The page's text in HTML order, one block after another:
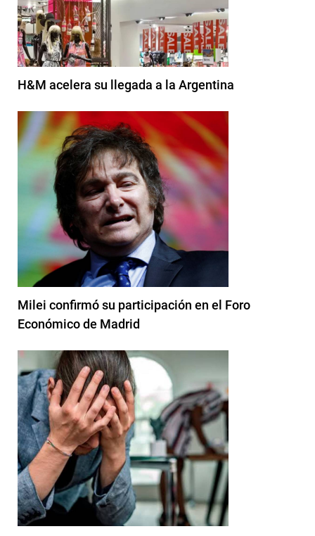
H&M acelera su llegada a la Argentina
Milei confirmó su participación en el Foro
Económico de Madrid